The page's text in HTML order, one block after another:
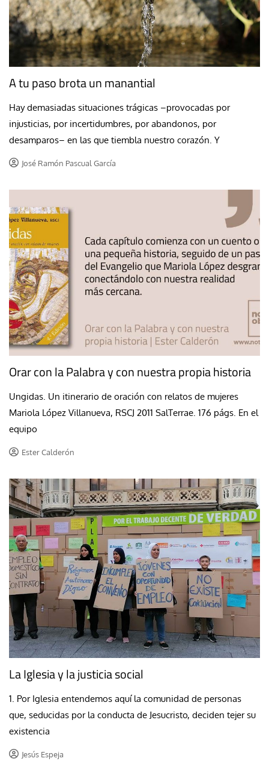
A tu paso brota un manantial
Hay demasiadas situaciones trágicas –provocadas por
injusticias, por incertidumbres, por abandonos, por
desamparos– en las que tiembla nuestro corazón. Y
José Ramón Pascual García
Orar con la Palabra y con nuestra propia historia
Ungidas. Un itinerario de oración con relatos de mujeres
Mariola López Villanueva, RSCJ 2011 SalTerrae. 176 págs. En el
equipo
Ester Calderón
La Iglesia y la justicia social
1. Por Iglesia entendemos aquí la comunidad de personas
que, seducidas por la conducta de Jesucristo, deciden tejer su
existencia
Jesús Espeja